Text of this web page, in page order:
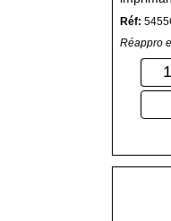
Réf:
Réappro